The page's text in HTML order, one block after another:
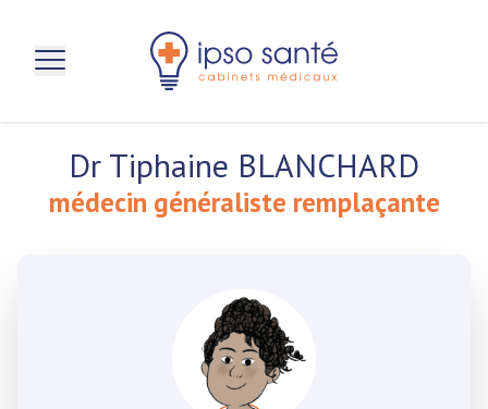
Dr Tiphaine BLANCHARD
médecin généraliste remplaçante